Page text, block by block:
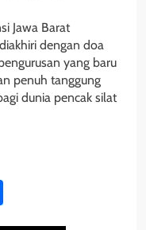
Jawa Barat
dengan doa
yang baru
penuh tanggung
dunia pencak silat